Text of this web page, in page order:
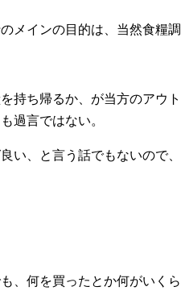
メインの目的は、当然食糧調
持ち帰るか、が当方のアウ
過言ではない。
い、と言う話でもないので
、何を買ったとか何がいく